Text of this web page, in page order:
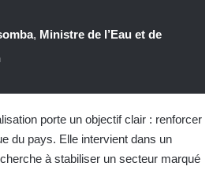
, Ministre de l’Eau et de
porte un objectif clair : renforcer
du pays. Elle intervient dans un
à stabiliser un secteur marqué